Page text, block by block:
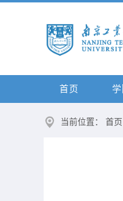
首页
当前位置： 首页